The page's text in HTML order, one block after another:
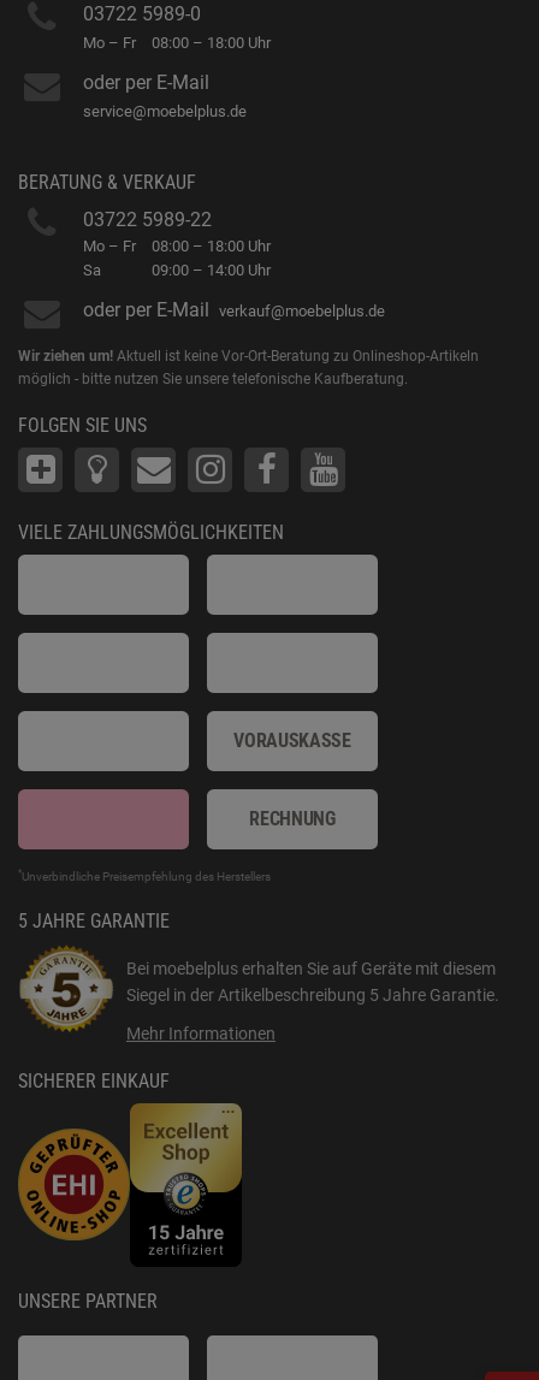
03722 5989-0
Mo – Fr 08:00 – 18:00 Uhr
oder per E-Mail
service@moebelplus.de
BERATUNG & VERKAUF
03722 5989-22
Mo – Fr
Sa
08:00 – 18:00 Uhr
09:00 – 14:00 Uhr
oder per E-Mail verkauf@moebelplus.de
Wir ziehen um! Aktuell ist keine Vor-Ort-Beratung zu Onlineshop-Artikeln
möglich - bitte nutzen Sie unsere telefonische Kaufberatung.
FOLGEN SIE UNS
VIELE ZAHLUNGSMÖGLICHKEITEN
VORAUSKASSE
RECHNUNG
*Unverbindliche Preisempfehlung des Herstellers
5 JAHRE GARANTIE
Bei moebelplus erhalten Sie auf Geräte mit diesem
Siegel in der Artikelbeschreibung 5 Jahre Garantie.
Mehr Informationen
SICHERER EINKAUF
UNSERE PARTNER